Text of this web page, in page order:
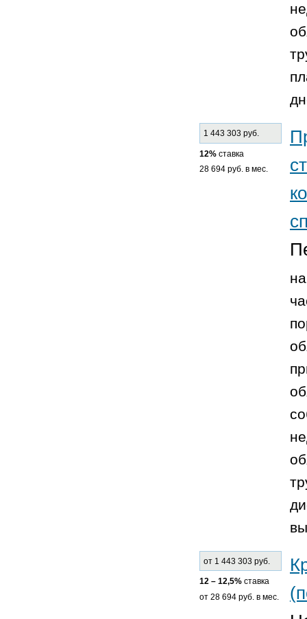
1 443 303 руб.
12% ставка
28 694 руб. в мес.
от 1 443 303 руб.
12 – 12,5% ставка
от 28 694 руб. в мес.